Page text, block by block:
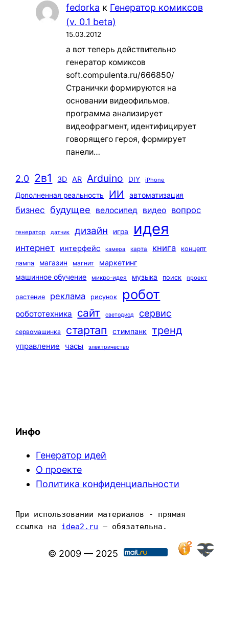
fedorka к Генератор комиксов
(v. 0.1 beta)
15.03.2012
а вот теперь действительно
генератор комиксов
soft.compulenta.ru/666850/
Странички формируются на
основании видеофильмов.
программа анализирует
видеофрагмент, идентифицирует
говорящего героя, формирует
панели…
2.0 2в1 3D AR Arduino DIY iPhone
Дополненная реальность ИИ автоматизация
бизнес будущее велосипед видео вопрос
генератор датчик дизайн игра идея
интернет интерфейс камера карта книга
концепт
лампа
магазин магнит
маркетинг
машинное обучение
микро-идея музыка поиск проект
растение реклама рисунок робот
робототехника сайт светодиод сервис
сервомашинка стартап стимпанк тренд
управление часы электричество
Инфо
Генератор идей
О проекте
Политика конфиденциальности
При использовании материалов - прямая
ссылка на idea2.ru — обязательна.
© 2009 — 2025